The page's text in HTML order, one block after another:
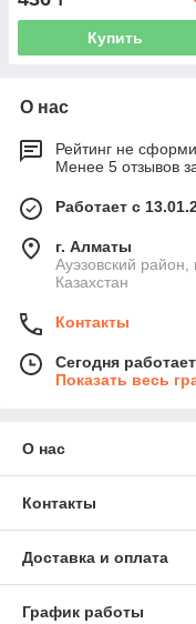
Купить
О нас
Рейтинг не
Менее 5 отзывов
Работает с
г. Алматы
Ауэзовский
Казахстан
Контакты
Сегодня
Показать весь
О нас
Контакты
Доставка и оплата
График работы